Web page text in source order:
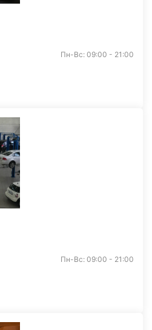
Пн-Вс: 09:00 - 21:00
Пн-Вс: 09:00 - 21:00